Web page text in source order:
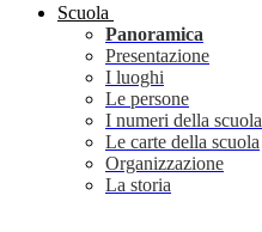
Scuola
Panoramica
Presentazione
I luoghi
Le persone
I numeri della scuola
Le carte della scuola
Organizzazione
La storia